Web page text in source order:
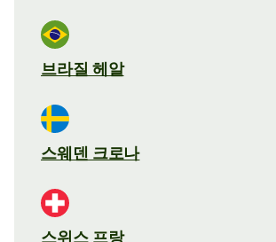
브라질 헤알
스웨덴 크로나
스위스 프랑